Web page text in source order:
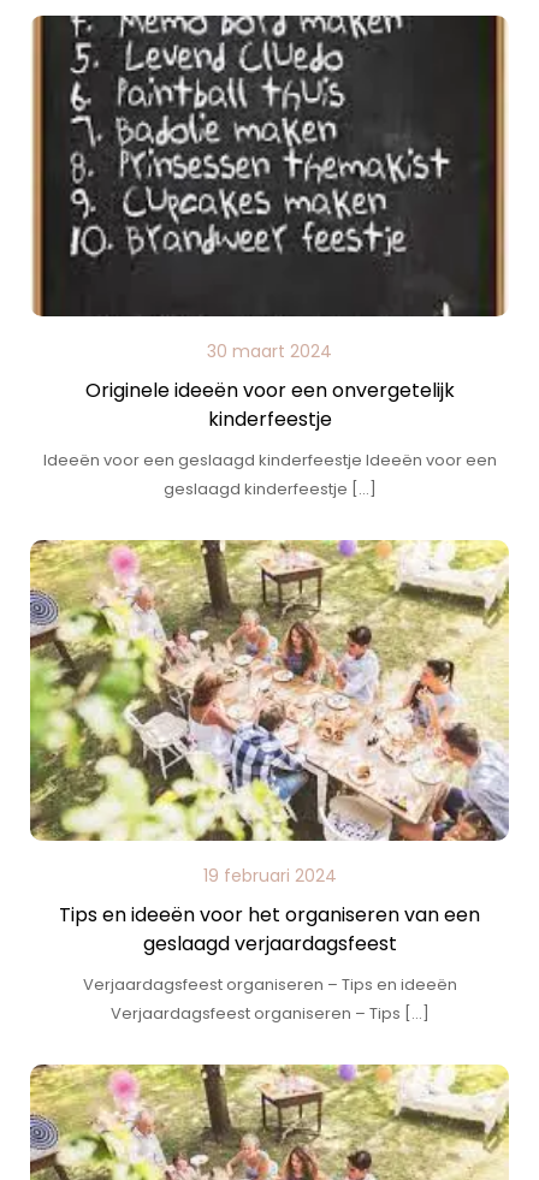
30 maart 2024
Originele ideeën voor een onvergetelijk
kinderfeestje
Ideeën voor een geslaagd kinderfeestje Ideeën voor een
geslaagd kinderfeestje […]
19 februari 2024
Tips en ideeën voor het organiseren van een
geslaagd verjaardagsfeest
Verjaardagsfeest organiseren – Tips en ideeën
Verjaardagsfeest organiseren – Tips […]